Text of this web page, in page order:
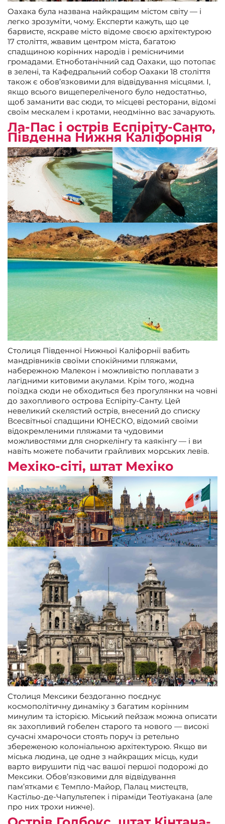
Оахака була названа найкращим містом світу — і
легко зрозуміти, чому. Експерти кажуть, що це
барвисте, яскраве місто відоме своєю архітектурою
17 століття, жвавим центром міста, багатою
спадщиною корінних народів і ремісничими
громадами. Етноботанічний сад Оахаки, що потопає
в зелені, та Кафедральний собор Оахаки 18 століття
також є обов’язковими для відвідування місцями. І,
якщо всього вищепереліченого було недостатньо,
щоб заманити вас сюди, то місцеві ресторани, відомі
своїм мескалем і кротами, неодмінно вас зачарують.
Ла-Пас і острів Еспіріту-Санто,
Південна Нижня Каліфорнія
Столиця Південної Нижньої Каліфорнії вабить
мандрівників своїми спокійними пляжами,
набережною Малекон і можливістю поплавати з
лагідними китовими акулами. Крім того, жодна
поїздка сюди не обходиться без прогулянки на човні
до захопливого острова Еспіріту-Санту. Цей
невеликий скелястий острів, внесений до списку
Всесвітньої спадщини ЮНЕСКО, відомий своїми
відокремленими пляжами та чудовими
можливостями для сноркелінгу та каякінгу — і ви
навіть можете побачити грайливих морських левів.
Мехіко-сіті, штат Мехіко
Столиця Мексики бездоганно поєднує
космополітичну динаміку з багатим корінним
минулим та історією. Міський пейзаж можна описати
як захопливий гобелен старого та нового — високі
сучасні хмарочоси стоять поруч із ретельно
збереженою колоніальною архітектурою. Якщо ви
міська людина, це одне з найкращих місць, куди
варто вирушити під час вашої першої подорожі до
Мексики. Обов’язковими для відвідування
пам’ятками є Темпло-Майор, Палац мистецтв,
Кастільо-де-Чапультепек і піраміди Теотіуакана (але
про них трохи нижче).